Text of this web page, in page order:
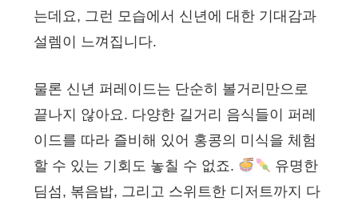
는데요, 그런 모습에서 신년에 대한 기대감과
설렘이 느껴집니다.
물론 신년 퍼레이드는 단순히 볼거리만으로
끝나지 않아요. 다양한 길거리 음식들이 퍼레
이드를 따라 즐비해 있어 홍콩의 미식을 체험
할 수 있는 기회도 놓칠 수 없죠.
유명한
딤섬, 볶음밥, 그리고 스위트한 디저트까지 다